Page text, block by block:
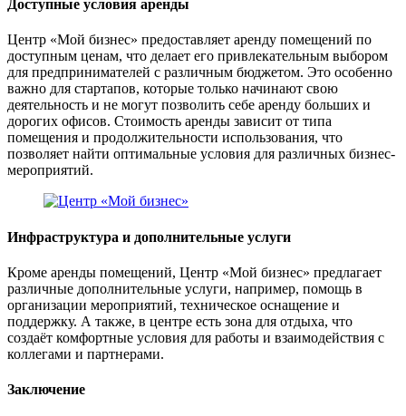
Доступные условия аренды
Центр «Мой бизнес» предоставляет аренду помещений по
доступным ценам, что делает его привлекательным выбором
для предпринимателей с различным бюджетом. Это особенно
важно для стартапов, которые только начинают свою
деятельность и не могут позволить себе аренду больших и
дорогих офисов. Стоимость аренды зависит от типа
помещения и продолжительности использования, что
позволяет найти оптимальные условия для различных бизнес-
мероприятий.
Инфраструктура и дополнительные услуги
Кроме аренды помещений, Центр «Мой бизнес» предлагает
различные дополнительные услуги, например, помощь в
организации мероприятий, техническое оснащение и
поддержку. А также, в центре есть зона для отдыха, что
создаёт комфортные условия для работы и взаимодействия с
коллегами и партнерами.
Заключение